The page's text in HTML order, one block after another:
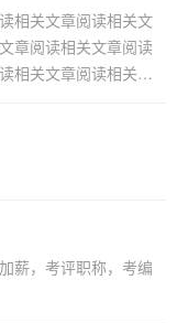
相关文章阅读相关文
章阅读相关文章阅读
相关文章阅读相关文
薪，考评职称，考编